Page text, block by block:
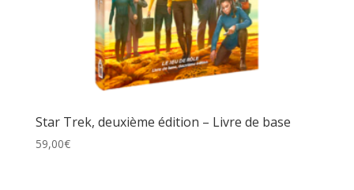
Star Trek, deuxième édition – Livre de base
59,00€